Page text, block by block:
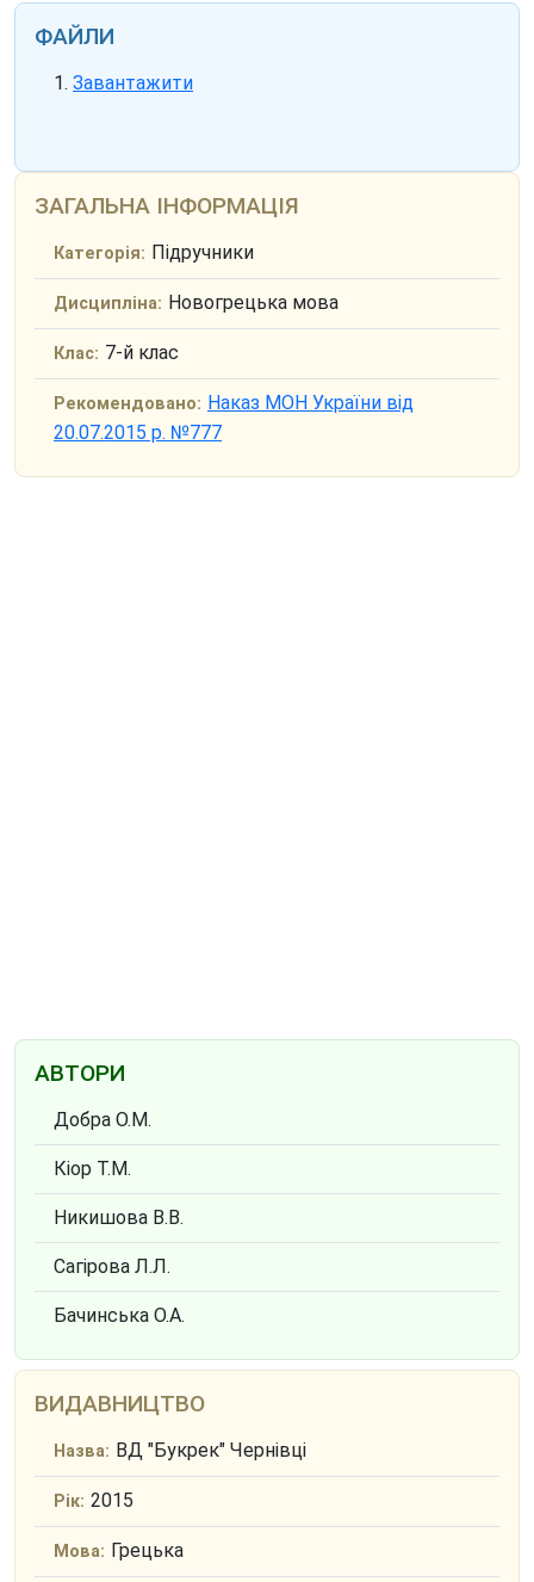
ФАЙЛИ
Завантажити
ЗАГАЛЬНА ІНФОРМАЦІЯ
Категорія: Підручники
Дисципліна: Новогрецька мова
Клас: 7-й клас
Рекомендовано: Наказ МОН України від
20.07.2015 р. №777
АВТОРИ
Добра О.М.
Кіор Т.М.
Никишова В.В.
Сагірова Л.Л.
Бачинська О.А.
ВИДАВНИЦТВО
Назва: ВД "Букрек" Чернівці
Рік: 2015
Мова: Грецька